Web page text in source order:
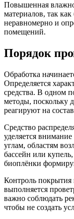
Повышенная
материалов, так
неравномерно и
помещений.
Порядок
Обработка
Определяется
средства. В одном
методы, поскольку
реагируют на
Средство
уделяется
углам, областям
бассейн или
биоплёнки
Контроль покрытия
выполняется
важно соблюдать
чтобы не создать